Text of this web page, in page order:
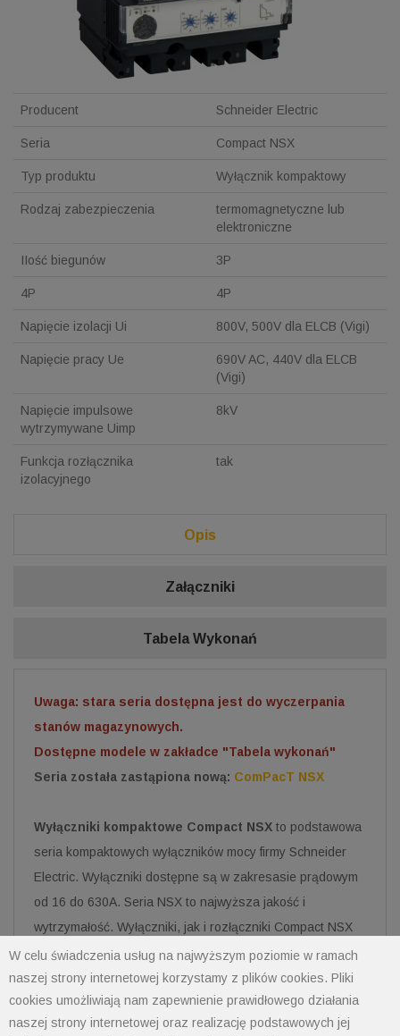
W celu świadczenia usług na najwyższym poziomie w ramach
naszej strony internetowej korzystamy z plików cookies. Pliki
cookies umożliwiają nam zapewnienie prawidłowego działania
naszej strony internetowej oraz realizację podstawowych jej
Producent Schneider Electric
Seria Compact NSX
Typ produktu Wyłącznik kompaktowy
Rodzaj zabezpieczenia
termomagnetyczne lub
elektroniczne
IIość biegunów 3P
4P 4P
Napięcie izolacji Ui 800V, 500V dla ELCB (Vigi)
Napięcie pracy Ue
690V AC, 440V dla ELCB
(Vigi)
Napięcie impulsowe
wytrzymywane Uimp
8kV
Funkcja rozłącznika
izolacyjnego
tak
Opis
Załączniki
Tabela Wykonań
Uwaga: stara seria dostępna jest do wyczerpania
stanów magazynowych.
Dostępne modele w zakładce "Tabela wykonań"
Seria została zastąpiona nową: ComPacT NSX
Wyłączniki kompaktowe Compact NSX to podstawowa
seria kompaktowych wyłączników mocy firmy Schneider
Electric. Wyłączniki dostępne są w zakresasie prądowym
od 16 do 630A. Seria NSX to najwyższa jakość i
wytrzymałość. Wyłączniki, jak i rozłączniki Compact NSX
mogą być wyposażone w dodatkowe akcesoria jak
wyzwalacze wzrostowe, zanikowe, styki pomocnicze oraz
napędy obrotowe. Dzięki tym akcesoriom produkt może
spełniać funkcję wyłącznika pożarowego. Wyłączniki